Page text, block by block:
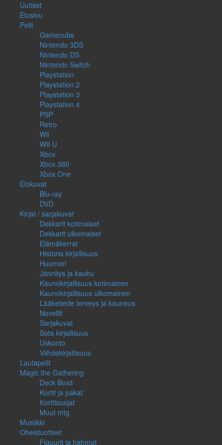
Uutiset
Etusivu
Pelit
Gamecube
Nintendo 3DS
Nintendo DS
Nintendo Switch
Playstation
Playstation 2
Playstation 3
Playstation 4
PSP
Retro
Wii
WII U
Xbox
Xbox 360
Xbox One
Elokuvat
Blu-ray
DVD
Kirjat / sarjakuvat
Dekkarit kotimaiset
Dekkarit ulkomaiset
Elämäkerrat
Historia kirjallisuus
Huumori
Jännitys ja kauhu
Kaunokirjallisuus kotimainen
Kaunokirjallisuus ulkomainen
Lääketiede terveys ja kauneus
Novellit
Sarjakuvat
Sota kirjallisuus
Uskonto
Viihdekirjallisuus
Lautapelit
Magic the Gathering
Deck Boxit
Kortit ja pakat
Korttisuojat
Muut mtg
Musiikki
Oheistuotteet
Figuurit ja hahmot